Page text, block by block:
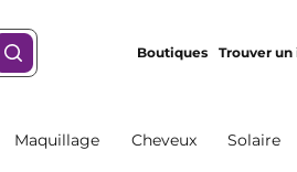
Boutiques Trouver
Maquillage Cheveux Solaire